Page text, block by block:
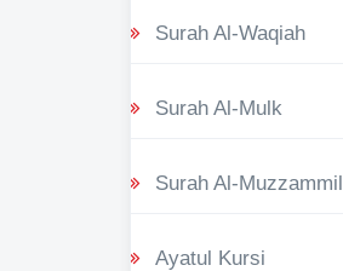
Surah Al-Waqiah
Surah Al-Mulk
Surah Al-Muzzammil
Ayatul Kursi